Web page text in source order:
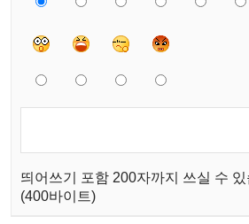
띄어쓰기 포함 200자까지 쓰실 수 있
(400바이트)